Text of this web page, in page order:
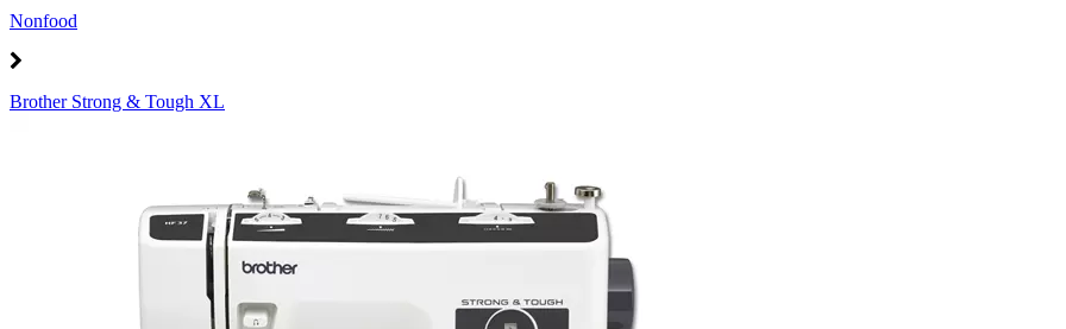
Nonfood
Brother Strong & Tough XL